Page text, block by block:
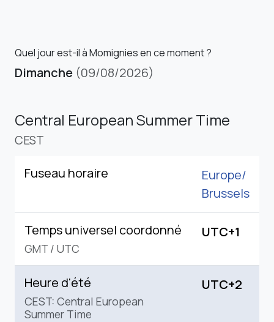
Quel jour est-il à Momignies en ce moment ?
Dimanche (09/08/2026)
Central European Summer Time
CEST
Fuseau horaire
Europe/
Brussels
Temps universel coordonné
GMT / UTC
UTC+1
Heure d'été
CEST: Central European
Summer Time
UTC+2